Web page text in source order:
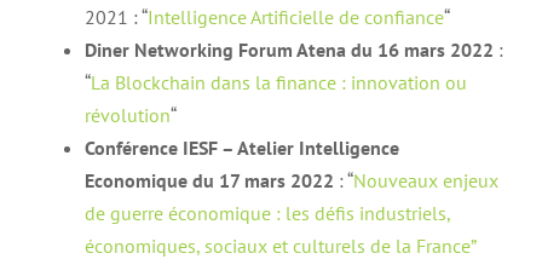
2021 : “Intelligence Artificielle de confiance“
Diner Networking Forum Atena du 16 mars 2022 :
“La Blockchain dans la finance : innovation ou
révolution“
Conférence IESF – Atelier Intelligence
Economique du 17 mars 2022 : “Nouveaux enjeux
de guerre économique : les défis industriels,
économiques, sociaux et culturels de la France”